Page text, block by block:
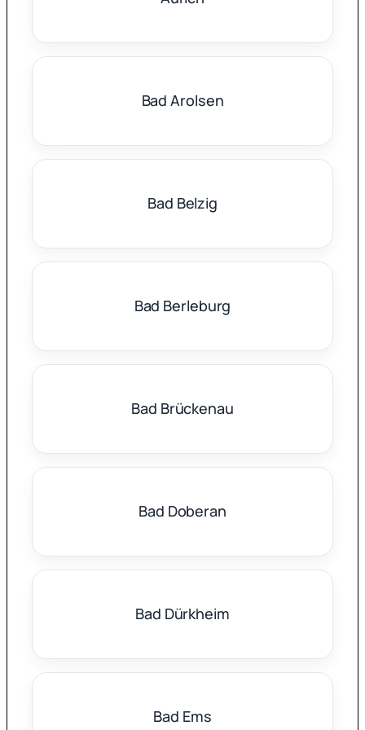
Bad Arolsen
Bad Belzig
Bad Berleburg
Bad Brückenau
Bad Doberan
Bad Dürkheim
Bad Ems